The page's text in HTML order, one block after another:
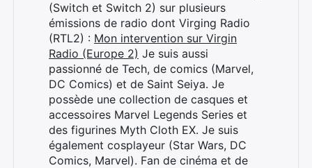
(Switch et Switch 2) sur plusieurs
émissions de radio dont Virging Radio
(RTL2) : Mon intervention sur Virgin
Radio (Europe 2) Je suis aussi
passionné de Tech, de comics (Marvel,
DC Comics) et de Saint Seiya. Je
possède une collection de casques et
accessoires Marvel Legends Series et
des figurines Myth Cloth EX. Je suis
également cosplayeur (Star Wars, DC
Comics, Marvel). Fan de cinéma et de